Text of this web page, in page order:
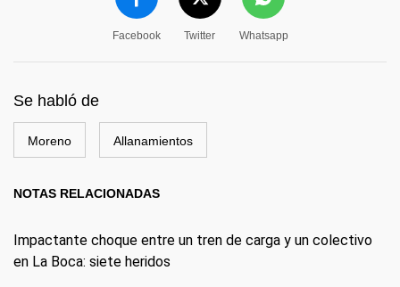
Facebook Twitter Whatsapp
Se habló de
Moreno Allanamientos
NOTAS RELACIONADAS
Impactante choque entre un tren de carga y un colectivo
en La Boca: siete heridos